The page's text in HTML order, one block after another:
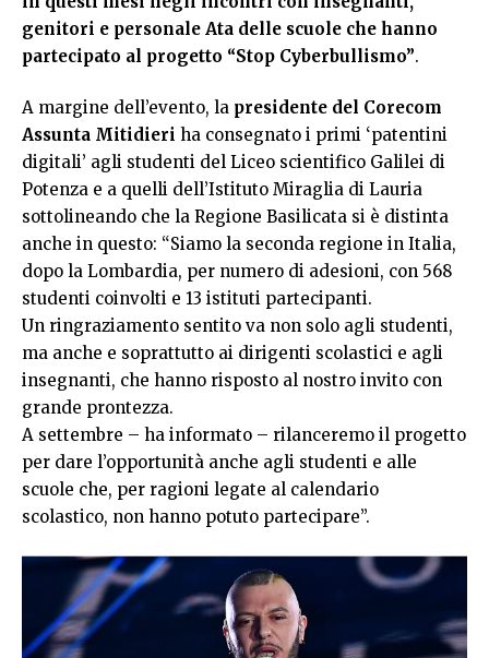
genitori e personale Ata delle scuole che hanno
partecipato al progetto “Stop Cyberbullismo”.
A margine dell’evento, la presidente del Corecom
Assunta Mitidieri ha consegnato i primi ‘patentini
digitali’ agli studenti del Liceo scientifico Galilei di
Potenza e a quelli dell’Istituto Miraglia di Lauria
sottolineando che la Regione Basilicata si è distinta
anche in questo: “Siamo la seconda regione in Italia,
dopo la Lombardia, per numero di adesioni, con 568
studenti coinvolti e 13 istituti partecipanti.
Un ringraziamento sentito va non solo agli studenti,
ma anche e soprattutto ai dirigenti scolastici e agli
insegnanti, che hanno risposto al nostro invito con
grande prontezza.
A settembre – ha informato – rilanceremo il progetto
per dare l’opportunità anche agli studenti e alle
scuole che, per ragioni legate al calendario
scolastico, non hanno potuto partecipare”.